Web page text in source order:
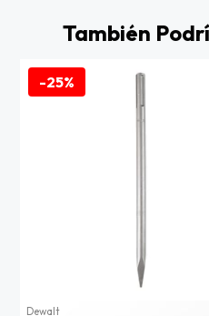
También
-25%
Dewalt